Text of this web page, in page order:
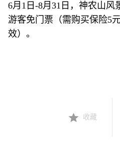
6月1日-8月31日，神农山风
游客免门票（需购买保险5
效）。
收藏